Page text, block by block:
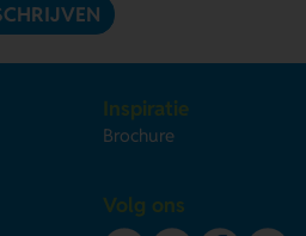
Inspiratie
Brochure
Volg ons